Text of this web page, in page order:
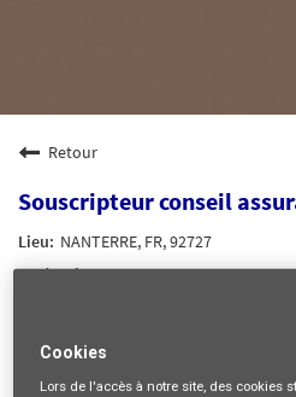
Retour
Souscripteur conseil
NANTERRE, FR, 92727
SOUSCRIPTION
Cookies
Lors de l'accès à notre site, des cookies